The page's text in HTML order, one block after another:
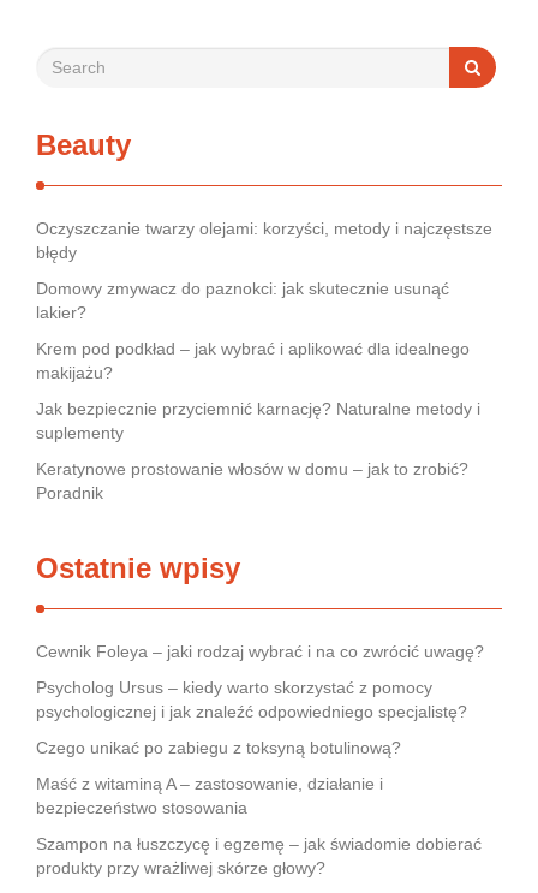
Beauty
Oczyszczanie twarzy olejami: korzyści, metody i najczęstsze
błędy
Domowy zmywacz do paznokci: jak skutecznie usunąć
lakier?
Krem pod podkład – jak wybrać i aplikować dla idealnego
makijażu?
Jak bezpiecznie przyciemnić karnację? Naturalne metody i
suplementy
Keratynowe prostowanie włosów w domu – jak to zrobić?
Poradnik
Ostatnie wpisy
Cewnik Foleya – jaki rodzaj wybrać i na co zwrócić uwagę?
Psycholog Ursus – kiedy warto skorzystać z pomocy
psychologicznej i jak znaleźć odpowiedniego specjalistę?
Czego unikać po zabiegu z toksyną botulinową?
Maść z witaminą A – zastosowanie, działanie i
bezpieczeństwo stosowania
Szampon na łuszczycę i egzemę – jak świadomie dobierać
produkty przy wrażliwej skórze głowy?